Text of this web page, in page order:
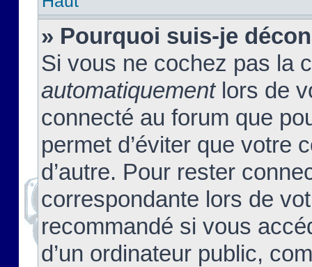
» Pourquoi suis-je
Si vous ne cochez pas la
automatiquementlors de
connecté au forum que
permet d’éviter que votre
d’autre. Pour rester
correspondante lors de
recommandé si vous
d’un ordinateur public,